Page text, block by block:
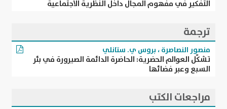
التفكير في مفهوم المجال داخل النظرية الاجتماعية
ترجمة
منصور النصاصرة، بروس ي. ستانلي
تشكّل العوالم الحضرية: الحاضرة الدائمة الصيرورة في بئر
السبع وعبر فضائها
مراجعات الكتب